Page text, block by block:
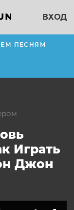
ВХОД
ПЕСНЯМ
Играть
Джон